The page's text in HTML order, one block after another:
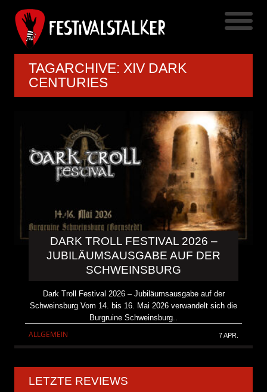
TAGARCHIVE: XIV DARK
CENTURIES
DARK TROLL FESTIVAL 2026 –
JUBILÄUMSAUSGABE AUF DER
SCHWEINSBURG
Dark Troll Festival 2026 – Jubiläumsausgabe auf der
Schweinsburg Vom 14. bis 16. Mai 2026 verwandelt sich die
Burgruine Schweinsburg..
ALLGEMEIN 7 APR.
LETZTE REVIEWS